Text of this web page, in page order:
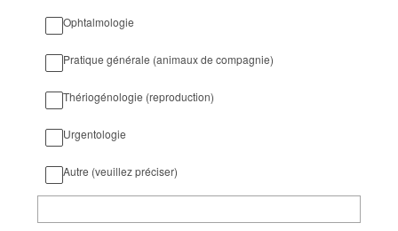
Ophtalmologie
Pratique générale (animaux de compagnie)
Thériogénologie (reproduction)
Urgentologie
Autre (veuillez préciser)